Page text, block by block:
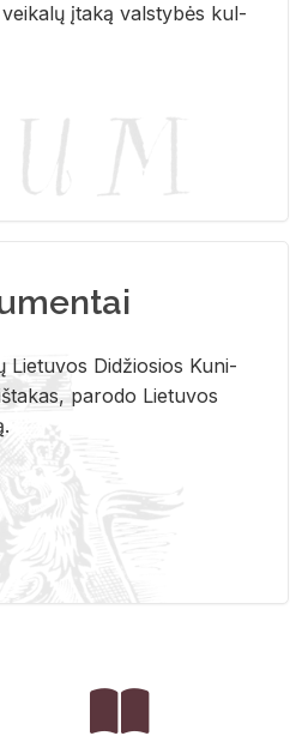
įta­ką vals­ty­bės kul­
Lie­tu­vos Di­džio­sios Ku­ni­
pa­ro­do Lie­tu­vos